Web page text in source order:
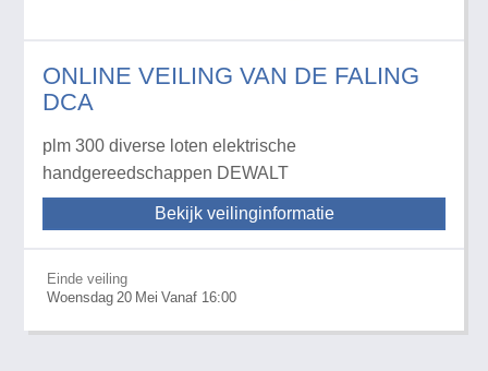
ONLINE VEILING VAN DE FALING
DCA
plm 300 diverse loten elektrische
handgereedschappen DEWALT
Bekijk veilinginformatie
Einde veiling
Woensdag 20 Mei Vanaf 16:00